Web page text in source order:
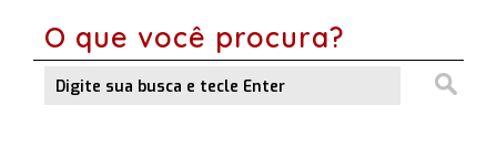
O que você procura?